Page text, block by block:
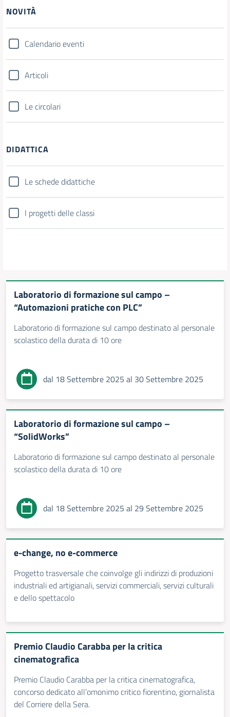
NOVITÀ
Calendario eventi
Articoli
Le circolari
DIDATTICA
Le schede didattiche
I progetti delle classi
Laboratorio di formazione sul campo –
“Automazioni pratiche con PLC”
Laboratorio di formazione sul campo destinato al personale
scolastico della durata di 10 ore
dal 18 Settembre 2025 al 30 Settembre 2025
Laboratorio di formazione sul campo –
“SolidWorks”
Laboratorio di formazione sul campo destinato al personale
scolastico della durata di 10 ore
dal 18 Settembre 2025 al 29 Settembre 2025
e-change, no e-commerce
Progetto trasversale che coinvolge gli indirizzi di produzioni
industriali ed artigianali, servizi commerciali, servizi culturali
e dello spettacolo
Premio Claudio Carabba per la critica
cinematografica
Premio Claudio Carabba per la critica cinematografica,
concorso dedicato all’omonimo critico fiorentino, giornalista
del Corriere della Sera.